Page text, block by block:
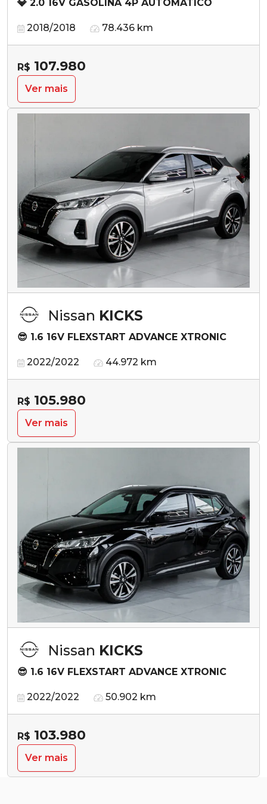
💎 2.0 16V GASOLINA 4P AUTOMÁTICO
2018/2018 78.436 km
R$ 107.980
Ver mais
Nissan KICKS
😎 1.6 16V FLEXSTART ADVANCE XTRONIC
2022/2022 44.972 km
R$ 105.980
Ver mais
Nissan KICKS
😎 1.6 16V FLEXSTART ADVANCE XTRONIC
2022/2022 50.902 km
R$ 103.980
Ver mais